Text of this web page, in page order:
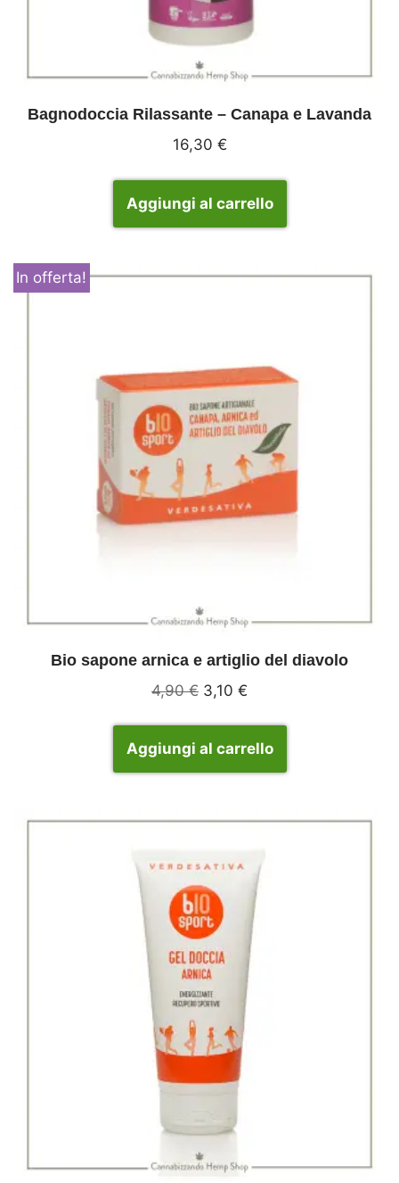
Bagnodoccia Rilassante – Canapa e Lavanda
16,30 €
Aggiungi al carrello
In offerta!
Bio sapone arnica e artiglio del diavolo
4,90€ 3,10 €
Aggiungi al carrello